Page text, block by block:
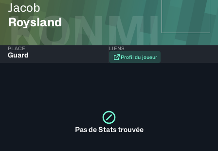
Jacob
Roysland
KONMI
PLACE
Guard
LIENS
Profil du joueur
Pas de Stats trouvée